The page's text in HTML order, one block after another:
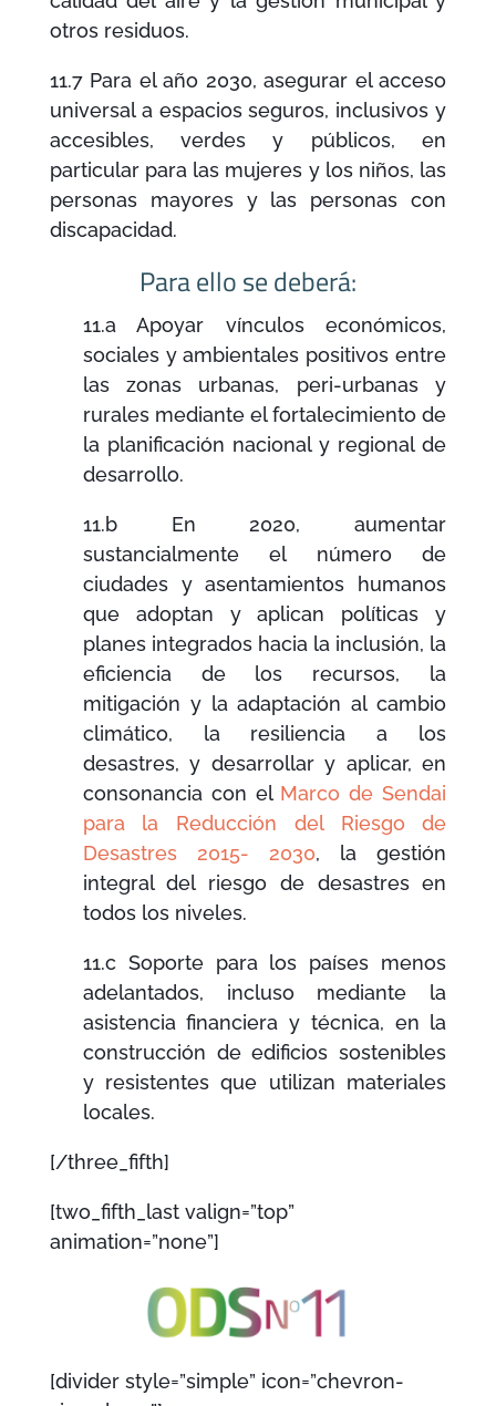
otros residuos.
11.7 Para el año 2030, asegurar el acceso
universal a espacios seguros, inclusivos y
accesibles, verdes y públicos, en
particular para las mujeres y los niños, las
personas mayores y las personas con
discapacidad.
Para ello se deberá:
11.a Apoyar vínculos económicos,
sociales y ambientales positivos entre
las zonas urbanas, peri-urbanas y
rurales mediante el fortalecimiento de
la planificación nacional y regional de
desarrollo.
11.b En 2020, aumentar
sustancialmente el número de
ciudades y asentamientos humanos
que adoptan y aplican políticas y
planes integrados hacia la inclusión, la
eficiencia de los recursos, la
mitigación y la adaptación al cambio
climático, la resilienciaa los
desastres, y desarrollar y aplicar, en
consonancia con el Marco de Sendai
para la Reducción del Riesgo de
Desastres 2015- 2030, la gestión
integral del riesgo de desastres en
todos los niveles.
11.c Soporte para los países menos
adelantados, incluso mediante la
asistencia financiera y técnica, en la
construcción de edificios sostenibles
y resistentes que utilizan materiales
locales.
[/three_fifth]
[two_fifth_last valign=”top”
animation=”none”]
[divider style=”simple” icon=”chevron-